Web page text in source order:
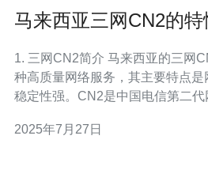
马来西亚三网CN2的
1. 三网CN2简介 马来西亚的三网
种高质量网络服务，其主要特点是
稳定性强。CN2是中国电信第二代
CN2网络通过优化的路由选择，确
到达目的地。其次，CN2网络采
2025年7月27日